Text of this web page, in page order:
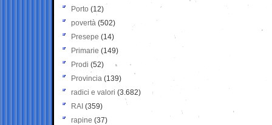
Porto (12)
povertà (502)
Presepe (14)
Primarie (149)
Prodi (52)
Provincia (139)
radici e valori (3.682)
RAI (359)
rapine (37)